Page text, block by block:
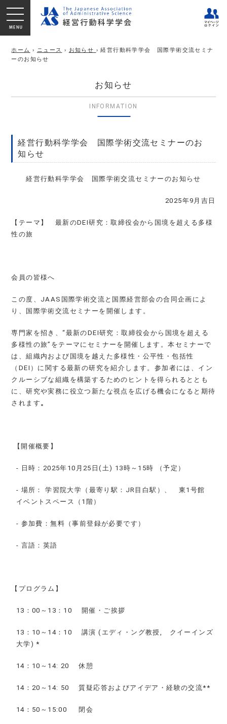
ホーム › ニュース › お知らせ › 経営行動科学学会 国際学術交流セミナ
ーのお知らせ
お知らせ
INFORMATION
経営行動科学学会 国際学術交流セミナーのお
知らせ
経営行動科学学会 国際学術交流セミナーのお知らせ
2025年9月吉日
【テーマ】 最新のDEI研究：取締役会から国境を超える多様
性の旅
会員の皆様へ
この度 、JAAS国際学術交流と国際経営部会の合同企画によ
り 、国際学術交流セミナーを開催します。
専門家を招き、“最新のDEI研究：取締役会から国境を超える
多様性の旅”をテーマにセミナーを開催します。本セミナーで
は、組織内および国境を越えた多様性・公平性・包括性
（DEI）に関する最新の研究を紹介します。参加者には、イン
クルーシブな組織を構築するためのヒントを得られるととも
に、研究や実務に役立つ新たな視点を広げる機会になると期待
されます 。
【開催概要】
- 日時：2025年10月25日(土) 13時～15時 （予定）
- 場所： 学習院大学（最寄り駅：JR目白駅）、 東1号館
イベントスペース（1階）
- 参加費：無料（事前登録が必要です）
- 言語：英語
【プログラム】
13 ：00～13：10 開催・ご挨拶
13 ：10～14：10 講演 (エディ・ング教授, クイーインズ
大学) *
14 ：10～14: 20 休憩
14 ：20～14: 50 質疑応答およびアイデア・経験の交流**
14 ：50～15:00 閉会